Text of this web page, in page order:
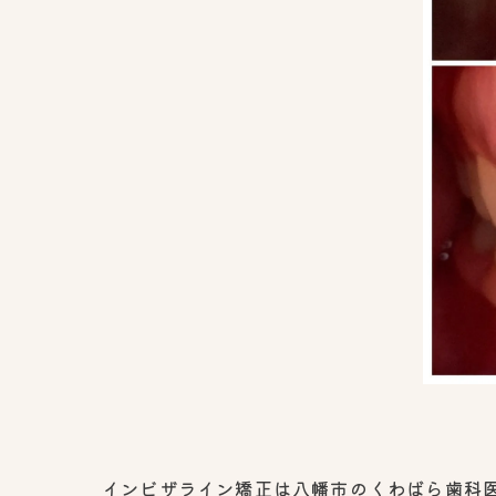
インビザライン矯正は八幡市のくわばら歯科